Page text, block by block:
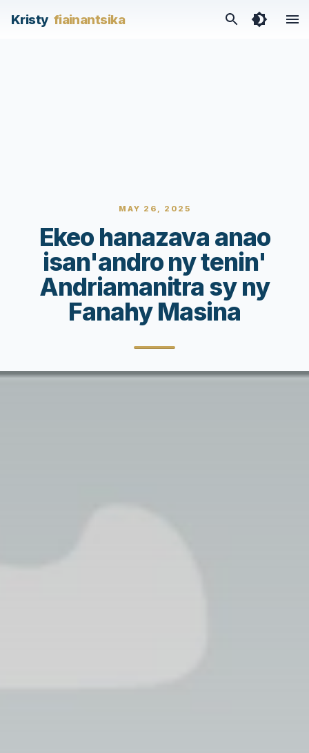
Kristy fiainantsika
MAY 26, 2025
Ekeo hanazava anao
isan'andro ny tenin'
Andriamanitra sy ny
Fanahy Masina